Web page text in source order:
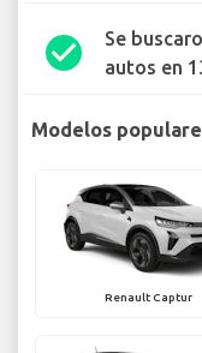
check_circle
Se
autos en
Modelos
Renault Captur